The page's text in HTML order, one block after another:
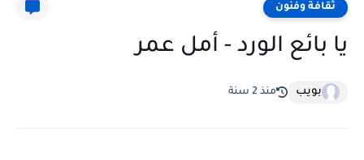
ثقافة وفنون
يا بائع الورد - أمل عمر
بويب منذ 2 سنة